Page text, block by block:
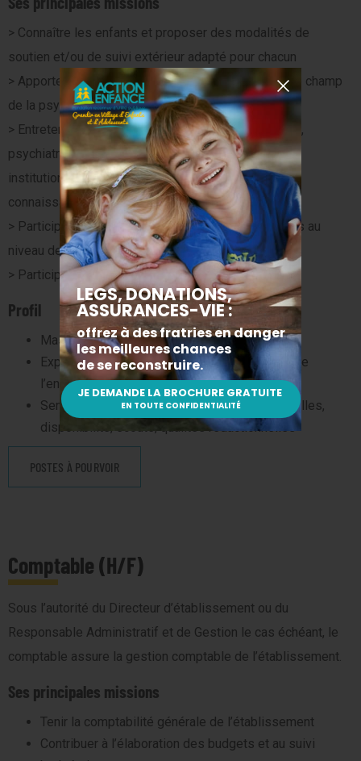
> Connaître les enfants et proposer des modalités de
soutien et/ou de suivi extérieur adapté pour chacun
> Apporter aux équipes un soutien technique dans le champ
de la psychologie
> Entretenir un réseau de partenaires (psychologues,
psychiatres, psychomotriciens, CMP, CMPP, écoles,
institutions spécialisées, ASE…) et actualiser ses
connaissances
> Participer à l’élaboration de réflexions thématiques au
niveau de l’établissement ou de la Fondation
> Participer au travail mené auprès des familles
Profil
Master 2 en psychologie.
Expérience et connaissance de la Protection de
l’enfance vivement souhaitées
Sens du travail en équipe, capacités relationnelles,
disponibilité, écoute, qualités rédactionnelles
POSTES À POURVOIR
Comptable (H/F)
Sous l’autorité du Directeur d’établissement ou du
Responsable Administratif et de Gestion le cas échéant, le
comptable assure la gestion comptable de l’établissement.
Ses principales missions
Tenir la comptabilité générale de l’établissement
Contribuer à l’élaboration des budgets et au suivi